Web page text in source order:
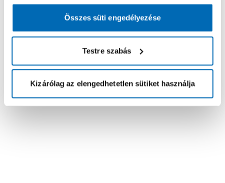
Összes süti engedélyezése
Testre szabás
Kizárólag az elengedhetetlen sütiket használja